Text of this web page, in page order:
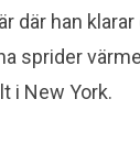
där han
sprider
i New York.